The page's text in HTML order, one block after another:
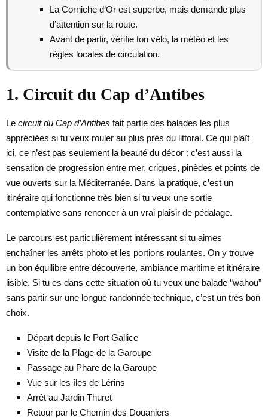
La Corniche d’Or est superbe, mais demande plus
d’attention sur la route.
Avant de partir, vérifie ton vélo, la météo et les
règles locales de circulation.
1. Circuit du Cap d’Antibes
Le circuit du Cap d’Antibes fait partie des balades les plus
appréciées si tu veux rouler au plus près du littoral. Ce qui plaît
ici, ce n’est pas seulement la beauté du décor : c’est aussi la
sensation de progression entre mer, criques, pinèdes et points de
vue ouverts sur la Méditerranée. Dans la pratique, c’est un
itinéraire qui fonctionne très bien si tu veux une sortie
contemplative sans renoncer à un vrai plaisir de pédalage.
Le parcours est particulièrement intéressant si tu aimes
enchaîner les arrêts photo et les portions roulantes. On y trouve
un bon équilibre entre découverte, ambiance maritime et itinéraire
lisible. Si tu es dans cette situation où tu veux une balade “wahou”
sans partir sur une longue randonnée technique, c’est un très bon
choix.
Départ depuis le Port Gallice
Visite de la Plage de la Garoupe
Passage au Phare de la Garoupe
Vue sur les îles de Lérins
Arrêt au Jardin Thuret
Retour par le Chemin des Douaniers